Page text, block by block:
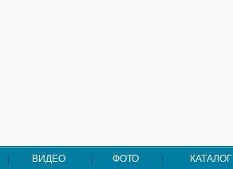
ВИДЕО ФОТО КАТАЛОГ